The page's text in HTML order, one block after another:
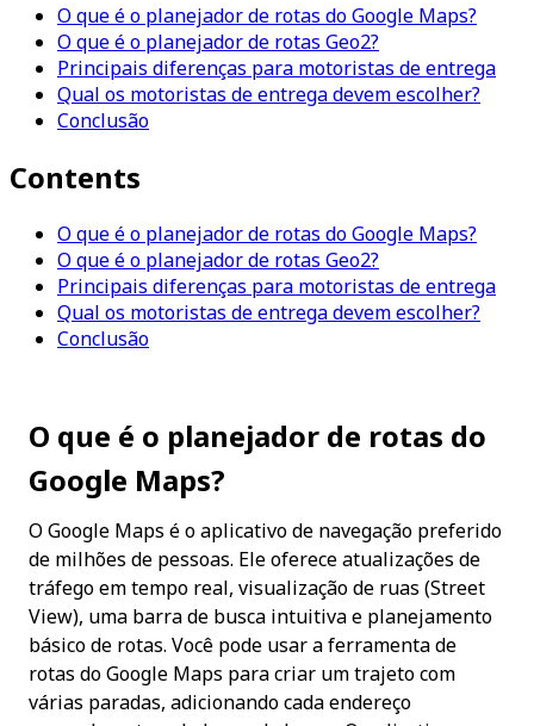
O que é o planejador de rotas do Google Maps?
O que é o planejador de rotas Geo2?
Principais diferenças para motoristas de entrega
Qual os motoristas de entrega devem escolher?
Conclusão
Contents
O que é o planejador de rotas do Google Maps?
O que é o planejador de rotas Geo2?
Principais diferenças para motoristas de entrega
Qual os motoristas de entrega devem escolher?
Conclusão
O que é o planejador de rotas do
Google Maps?
O Google Maps é o aplicativo de navegação preferido
de milhões de pessoas. Ele oferece atualizações de
tráfego em tempo real, visualização de ruas (Street
View), uma barra de busca intuitiva e planejamento
básico de rotas. Você pode usar a ferramenta de
rotas do Google Maps para criar um trajeto com
várias paradas, adicionando cada endereço